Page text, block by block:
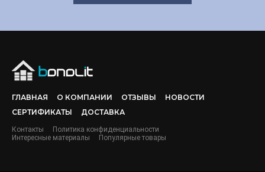
ГЛАВНАЯ О КОМПАНИИ ОТЗЫВЫ
НОВОСТИ
СЕРТИФИКАТЫ
ДОСТАВКА
Контакты
Политика конфиденциальности
Интересные материалы
Популярные товары